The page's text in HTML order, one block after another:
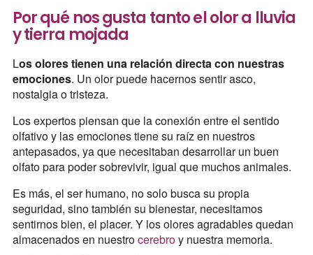
Por qué nos gusta tanto el olor a lluvia
y tierra mojada
Los olores tienen una relación directa con nuestras
emociones. Un olor puede hacernos sentir asco,
nostalgia o tristeza.
Los expertos piensan que la conexión entre el sentido
olfativo y las emociones tiene su raíz en nuestros
antepasados, ya que necesitaban desarrollar un buen
olfato para poder sobrevivir, igual que muchos animales.
Es más, el ser humano, no solo busca su propia
seguridad, sino también su bienestar, necesitamos
sentirnos bien, el placer. Y los olores agradables quedan
almacenados en nuestrocerebroy nuestra memoria.